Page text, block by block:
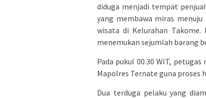
diduga menjadi tempat
yang membawa miras
wisata di Kelurahan
menemukan sejumlah barang
Pada pukul 00.30 WIT,
Mapolres Ternate guna proses
Dua terduga pelaku yang